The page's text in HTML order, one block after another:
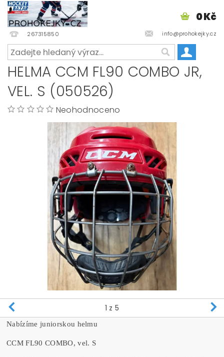
267315850 info@prohokejky.cz
0 Kč
HELMA CCM FL90 COMBO JR,
VEL. S (050526)
Neohodnoceno
1 z 5
Nabízíme juniorskou helmu
CCM FL90 COMBO, vel. S